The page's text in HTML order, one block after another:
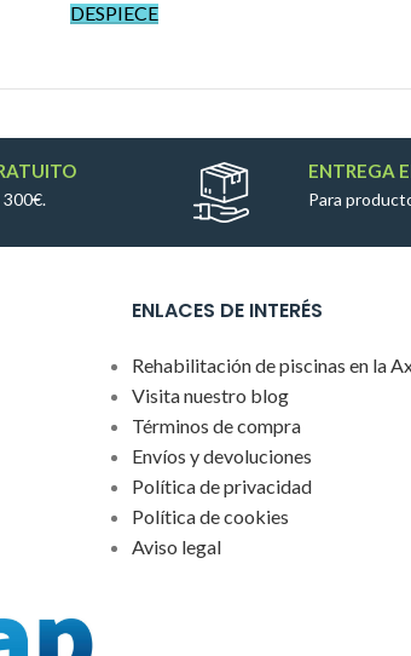
DESPIECE
ENTREGA
Para
ENLACES DE INTERÉS
Rehabilitación de piscinas en la
Visita nuestro blog
Términos de compra
Envíos y devoluciones
Política de privacidad
Política de cookies
Aviso legal